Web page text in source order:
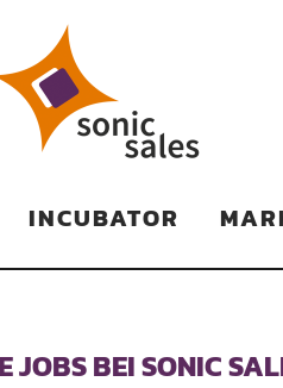
INCUBATOR
JOBS BEI SONIC